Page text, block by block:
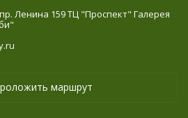
пр. Ленина 159 ТЦ "Проспект" Галерея
маршрут